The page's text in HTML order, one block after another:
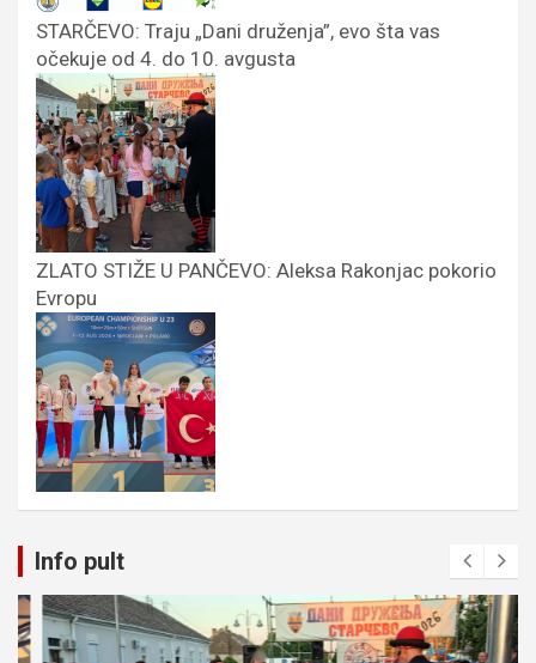
STARČEVO: Traju „Dani druženja”, evo šta vas
očekuje od 4. do 10. avgusta
ZLATO STIŽE U PANČEVO: Aleksa Rakonjac pokorio
Evropu
Info pult